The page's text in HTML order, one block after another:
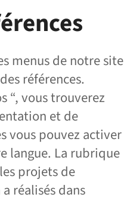
menus de notre site
références.
“, vous trouverez
et de
vous pouvez activer
langue. La rubrique
projets de
réalisés dans